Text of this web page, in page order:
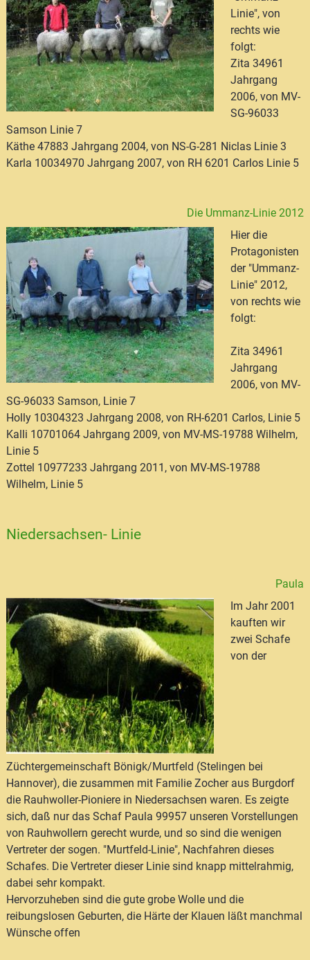
Linie", von
rechts wie
folgt:
Zita 34961
Jahrgang
2006, von MV-
SG-96033
Samson Linie 7
Käthe 47883 Jahrgang 2004, von NS-G-281 Niclas Linie 3
Karla 10034970 Jahrgang 2007, von RH 6201 Carlos Linie 5
Die Ummanz-Linie 2012
Hier die
Protagonisten
der "Ummanz-
Linie" 2012,
von rechts wie
folgt:
Zita 34961
Jahrgang
2006, von MV-
SG-96033 Samson, Linie 7
Holly 10304323 Jahrgang 2008, von RH-6201 Carlos, Linie 5
Kalli 10701064 Jahrgang 2009, von MV-MS-19788 Wilhelm,
Linie 5
Zottel 10977233 Jahrgang 2011, von MV-MS-19788
Wilhelm, Linie 5
Niedersachsen- Linie
Paula
Im Jahr 2001
kauften wir
zwei Schafe
von der
Züchtergemeinschaft Bönigk/Murtfeld (Stelingen bei
Hannover), die zusammen mit Familie Zocher aus Burgdorf
die Rauhwoller-Pioniere in Niedersachsen waren. Es zeigte
sich, daß nur das Schaf Paula 99957 unseren Vorstellungen
von Rauhwollern gerecht wurde, und so sind die wenigen
Vertreter der sogen. "Murtfeld-Linie", Nachfahren dieses
Schafes. Die Vertreter dieser Linie sind knapp mittelrahmig,
dabei sehr kompakt.
Hervorzuheben sind die gute grobe Wolle und die
reibungslosen Geburten, die Härte der Klauen läßt manchmal
Wünsche offen